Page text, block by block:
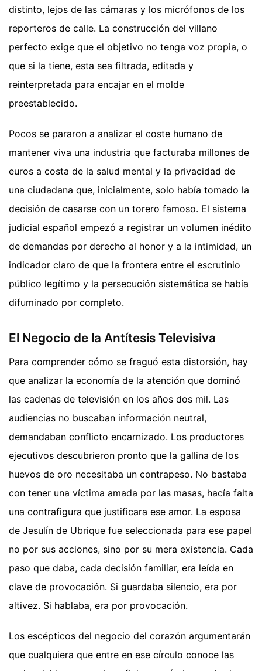
distinto, lejos de las cámaras y los micrófonos de los
reporteros de calle. La construcción del villano
perfecto exige que el objetivo no tenga voz propia, o
que si la tiene, esta sea filtrada, editada y
reinterpretada para encajar en el molde
preestablecido.
Pocos se pararon a analizar el coste humano de
mantener viva una industria que facturaba millones de
euros a costa de la salud mental y la privacidad de
una ciudadana que, inicialmente, solo había tomado la
decisión de casarse con un torero famoso. El sistema
judicial español empezó a registrar un volumen inédito
de demandas por derecho al honor y a la intimidad, un
indicador claro de que la frontera entre el escrutinio
público legítimo y la persecución sistemática se había
difuminado por completo.
El Negocio de la Antítesis Televisiva
Para comprender cómo se fraguó esta distorsión, hay
que analizar la economía de la atención que dominó
las cadenas de televisión en los años dos mil. Las
audiencias no buscaban información neutral,
demandaban conflicto encarnizado. Los productores
ejecutivos descubrieron pronto que la gallina de los
huevos de oro necesitaba un contrapeso. No bastaba
con tener una víctima amada por las masas, hacía falta
una contrafigura que justificara ese amor. La esposa
de Jesulín de Ubrique fue seleccionada para ese papel
no por sus acciones, sino por su mera existencia. Cada
paso que daba, cada decisión familiar, era leída en
clave de provocación. Si guardaba silencio, era por
altivez. Si hablaba, era por provocación.
Los escépticos del negocio del corazón argumentarán
que cualquiera que entre en ese círculo conoce las